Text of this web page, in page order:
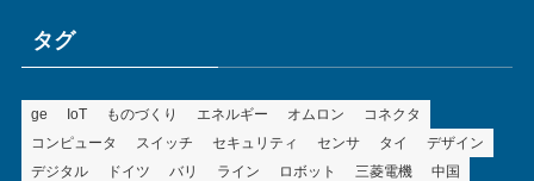
ータグ
ge IoT ものづくり エネルギー オムロン
コネクタ
コンピュータ
スイッチ セキュリティ センサ タイ
デザイン
デジタル
ドイツ バリ ライン ロボット 三菱電機 中国